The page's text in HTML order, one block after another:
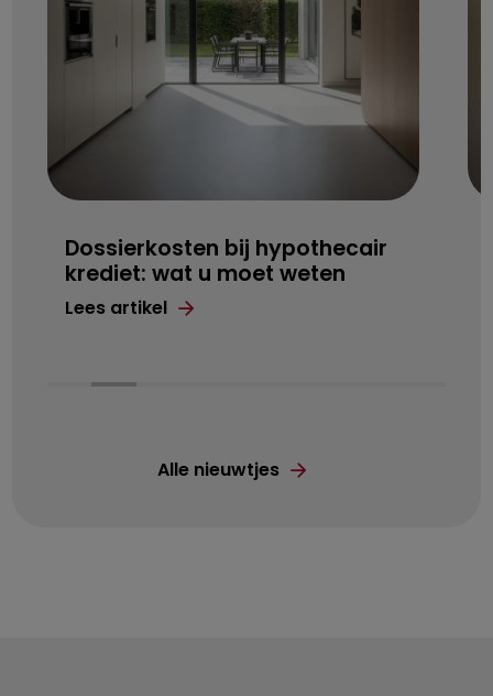
Alle nieuwtjes
Dossierkosten bij hypothecair
krediet: wat u moet weten
Lees artikel